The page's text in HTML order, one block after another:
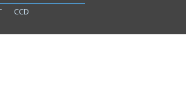
CCD